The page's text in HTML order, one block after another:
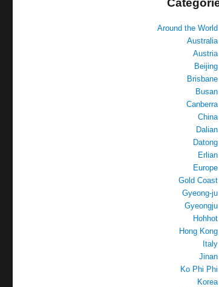
Around the World
Australia
Austria
Beijing
Brisbane
Busan
Canberra
China
Dalian
Datong
Erlian
Europe
Gold Coast
Gyeong-ju
Gyeongju
Hohhot
Hong Kong
Italy
Jinan
Ko Phi Phi
Korea